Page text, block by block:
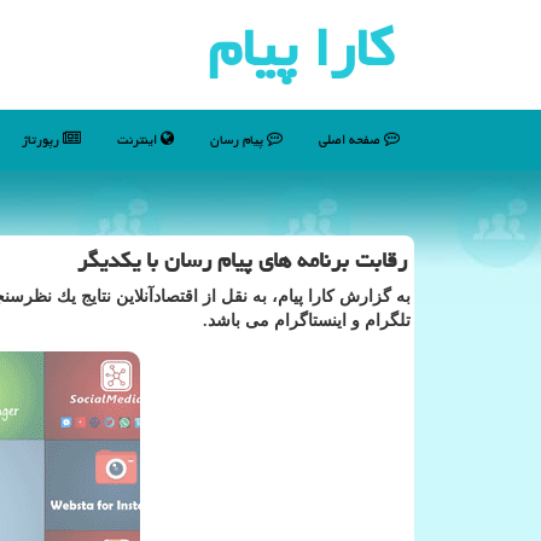
كارا پیام
صفحه اصلی پیام رسان اینترنت رپورتاژ
رقابت برنامه های پیام رسان با یكدیگر
به گزارش كارا پیام، به نقل از اقتصادآنلاین نتایج یك
تلگرام و اینستاگرام می باشد.